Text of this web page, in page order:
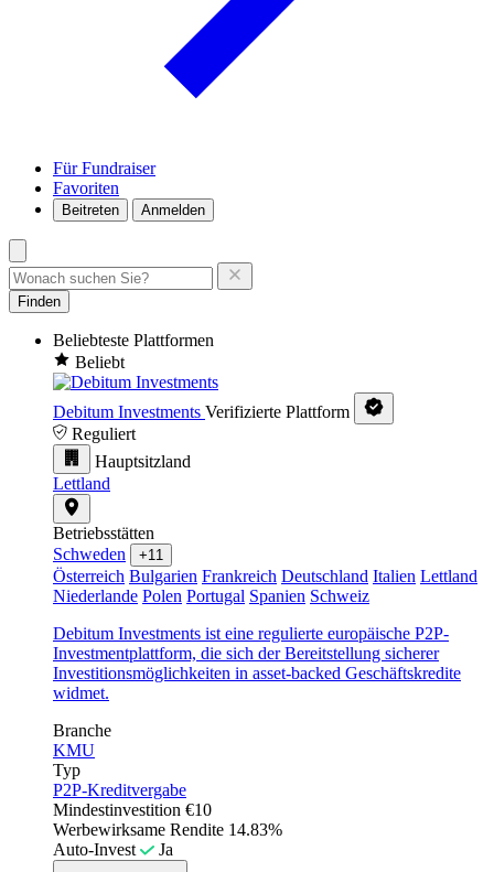
Für Fundraiser
Favoriten
Beitreten Anmelden
Finden
Beliebteste Plattformen
Beliebt
Debitum Investments Verifizierte Plattform
Reguliert
Hauptsitzland
Lettland
Betriebsstätten
Schweden
+11
Österreich Bulgarien Frankreich Deutschland Italien Lettland
Niederlande Polen Portugal Spanien Schweiz
Debitum Investments ist eine regulierte europäische P2P-
Investmentplattform, die sich der Bereitstellung sicherer
Investitionsmöglichkeiten in asset-backed Geschäftskredite
widmet.
Branche
KMU
Typ
P2P-Kreditvergabe
Mindestinvestition €10
Werbewirksame Rendite 14.83%
Auto-Invest
Ja